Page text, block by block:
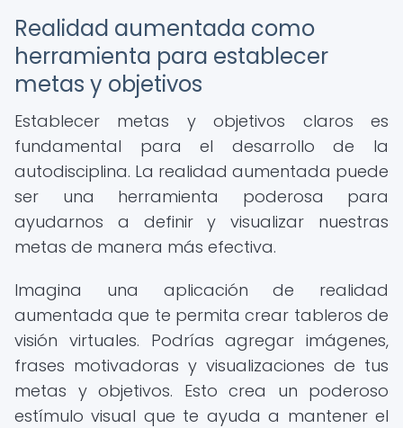
Realidad aumentada como
herramienta para establecer
metas y objetivos
Establecer metas y objetivos claros es
fundamental para el desarrollo de la
autodisciplina. La realidad aumentada puede
ser una herramienta poderosa para
ayudarnos a definir y visualizar nuestras
metas de manera más efectiva.
Imagina una aplicación de realidad
aumentada que te permita crear tableros de
visión virtuales. Podrías agregar imágenes,
frases motivadoras y visualizaciones de tus
metas y objetivos. Esto crea un poderoso
estímulo visual que te ayuda a mantener el